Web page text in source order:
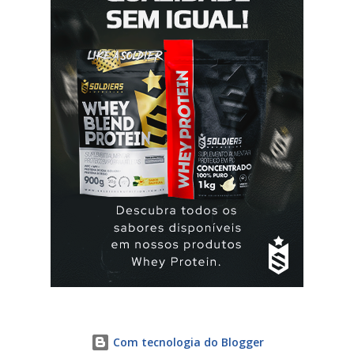
que usa a elani ciclo® pode ter que tomar seguida, deve
seguir a recomendação de seu médico. A yasmin® e elani
ciclo® são iguais? Sim são, ambas as pílulas têm a
mesma composição hormonal, apesar da yasmin ® ter
menos comprimidos, 21 comprimidos por carte...
Com tecnologia do Blogger